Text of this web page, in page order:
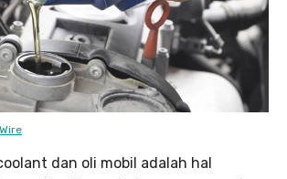
dan oli mobil adalah hal